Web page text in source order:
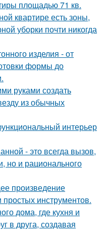
площадью 71 кв.
квартире есть зоны,
уборки почти никогда
изделия - от
формы до
руками создать
из обычных
интерьер
- это всегда вызов,
но и рационального
произведение
простых инструментов.
дома, где кухня и
в друга, создавая